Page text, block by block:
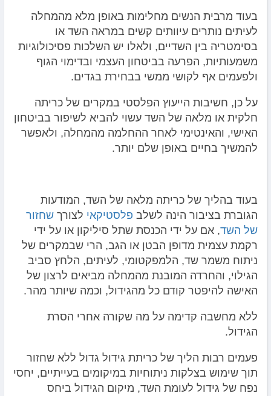
בעוד מרבית הנשים מחלימות באופן מלא מהמחלה
לעיתים נותרים עיוותים קשים במראה השד או
בסימטריה בין השדיים, ולאלו יש השלכות פסיכולוגיות
משמעותיות, הפרעה בביטחון העצמי ובדימוי הגוף
ולפעמים אף לקושי ממשי בבחירת בגדים.
על כן, חשיבות הייעוץ הפלסטי במקרים של כריתה
חלקית או מלאה של השד עשוי להביא לשיפור בביטחון
האישי, והאינטימי לאחר ההחלמה מהמחלה, ולאפשר
להמשיך בחיים באופן שלם יותר.
בעוד בהליך של כריתה מלאה של השד, המודעות
הגוברת בציבור הינה לשלב פלסטיקאי לצורך שחזור
של השד, אם על ידי הכנסת שתל סיליקון או על ידי
רקמת עצמית מדופן הבטן או הגב, הרי שבמקרים של
ניתוח משמר שד, הלמפקטומי, לעיתים, הלחץ סביב
הגילוי, והחרדה המובנת מהמחלה מביאים לרצון של
האישה להיפטר קודם כל מהגידול, וכמה שיותר מהר.
ללא מחשבה קדימה על מה שקורה אחרי הסרת
הגידול.
פעמים רבות הליך של כריתת גידול גדול ללא שחזור
תוך שימוש בצלקות ניתוחיות במיקומים בעייתיים, יחסי
נפח של גידול לעומת השד, מיקום הגידול ביחס